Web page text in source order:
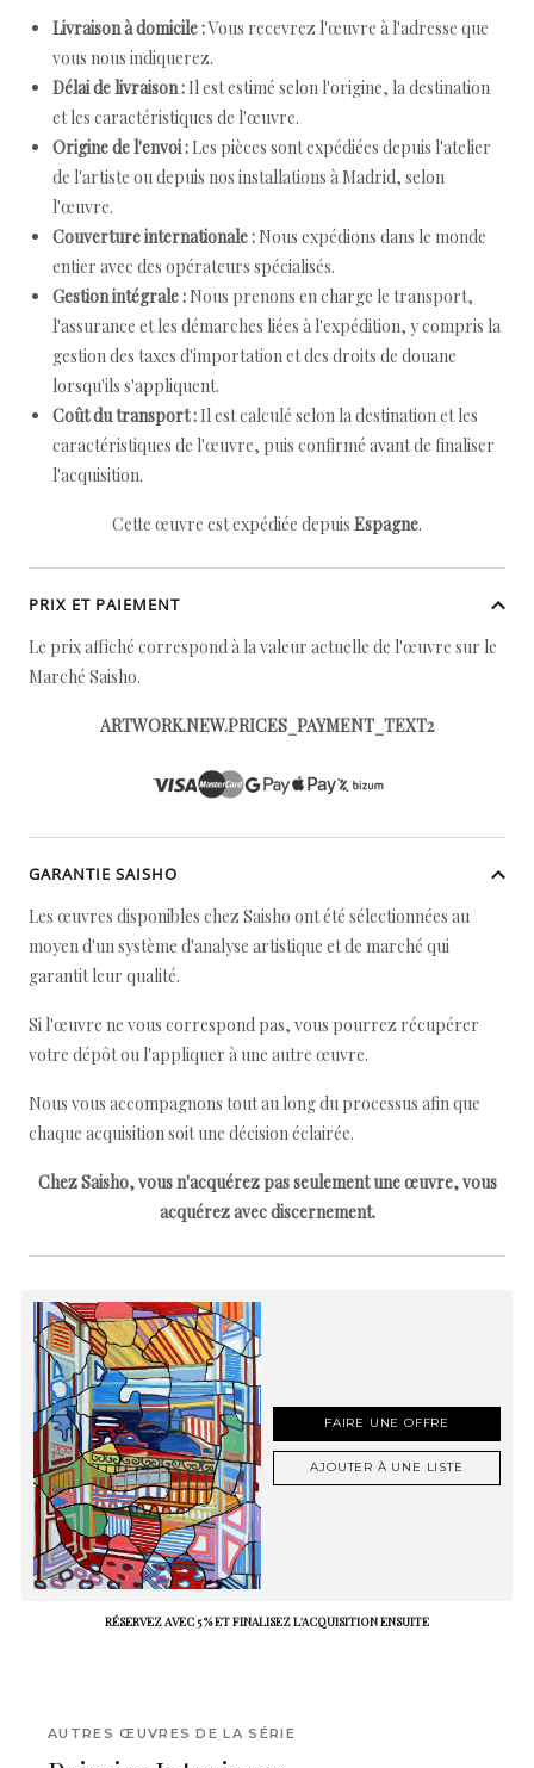
Livraison à domicile :Vous recevrez l'œuvre à l'adresse que
vous nous indiquerez.
Délai de livraison : Il est estimé selon l'origine, la destination
et les caractéristiques de l'œuvre.
Origine de l'envoi : Les pièces sont expédiées depuis l'atelier
de l'artiste ou depuis nos installations à Madrid, selon
l'œuvre.
Couverture internationale : Nous expédions dans le monde
entier avec des opérateurs spécialisés.
Gestion intégrale : Nous prenons en charge le transport,
l'assurance et les démarches liées à l'expédition, y compris la
gestion des taxes d'importation et des droits de douane
lorsqu'ils s'appliquent.
Coût du transport : Il est calculé selon la destination et les
caractéristiques de l'œuvre, puis confirmé avant de finaliser
l'acquisition.
Cette œuvre est expédiée depuis Espagne.
PRIX ET PAIEMENT
Le prix affiché correspond à la valeur actuelle de l'œuvre sur le
Marché Saisho.
ARTWORK.NEW.PRICES_PAYMENT_TEXT2
GARANTIE SAISHO
Les œuvres disponibles chez Saisho ont été sélectionnées au
moyen d'un système d'analyse artistique et de marché qui
garantit leur qualité.
Si l'œuvre ne vous correspond pas, vous pourrez récupérer
votre dépôt ou l'appliquer à une autre œuvre.
Nous vous accompagnons tout au long du processus afin que
chaque acquisition soit une décision éclairée.
Chez Saisho, vous n'acquérez pas seulement une œuvre, vous
acquérez avec discernement.
FAIRE UNE OFFRE
AJOUTER À UNE LISTE
RÉSERVEZ AVEC 5 % ET FINALISEZ L'ACQUISITION ENSUITE
AUTRES ŒUVRES DE LA SÉRIE